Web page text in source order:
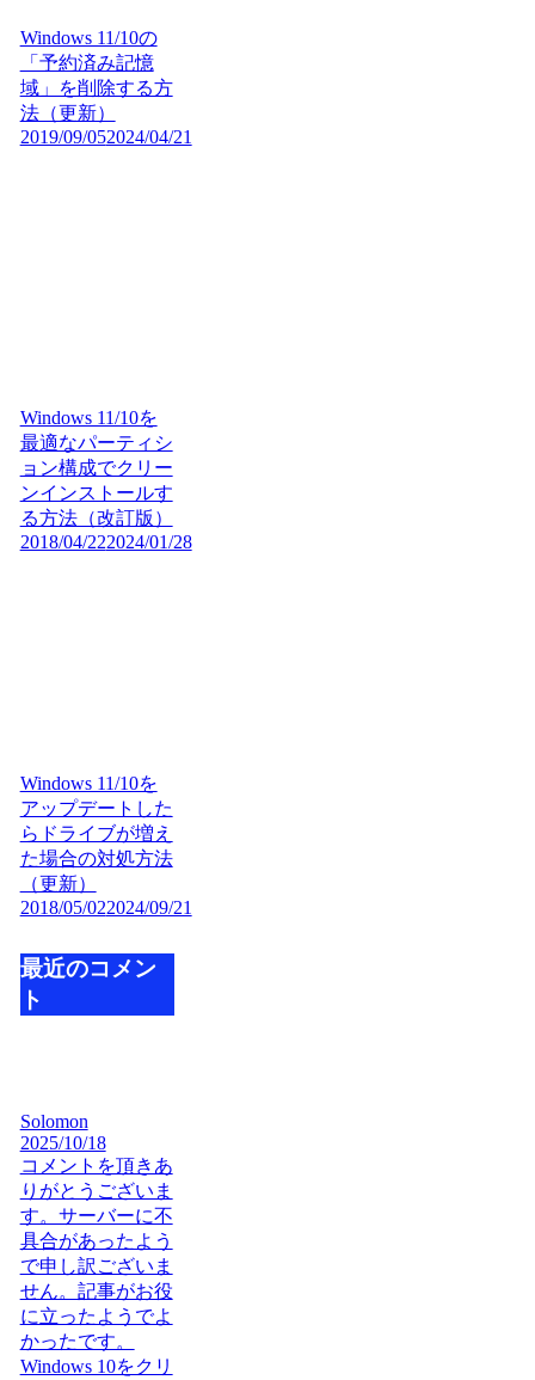
Windows 11/10の
「予約済み記憶
域」を削除する方
法（更新）
2019/09/052024/04/21
Windows 11/10を
最適なパーティシ
ョン構成でクリー
ンインストールす
る方法（改訂版）
2018/04/222024/01/28
Windows 11/10を
アップデートした
らドライブが増え
た場合の対処方法
（更新）
2018/05/022024/09/21
最近のコメン
ト
Solomon
2025/10/18
コメントを頂きあ
りがとうございま
す。サーバーに不
具合があったよう
で申し訳ございま
せん。記事がお役
に立ったようでよ
かったです。
Windows 10をクリ